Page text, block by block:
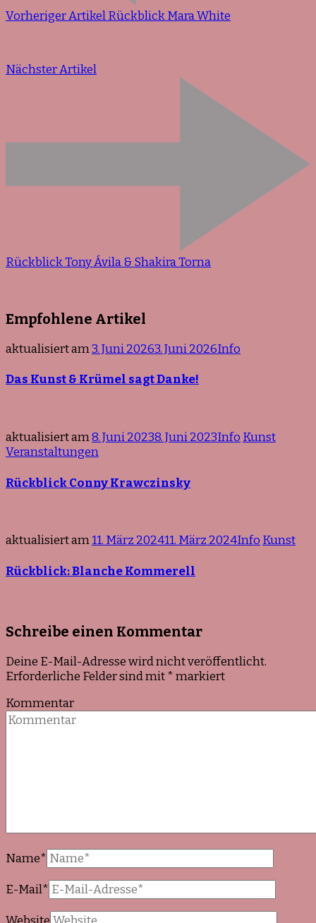
Vorheriger ArtikelRückblick Mara White
Nächster Artikel
Rückblick Tony Ávila & Shakira Torna
Empfohlene Artikel
aktualisiert am3. Juni 20263. Juni 2026Info
Das Kunst & Krümel sagt Danke!
aktualisiert am8. Juni 20238. Juni 2023Info Kunst
Veranstaltungen
Rückblick Conny Krawczinsky
aktualisiert am11. März 202411. März 2024Info Kunst
Rückblick: Blanche Kommerell
Schreibe einen Kommentar
Deine E-Mail-Adresse wird nicht veröffentlicht.
Erforderliche Felder sind mit*markiert
Kommentar
Name*
E-Mail*